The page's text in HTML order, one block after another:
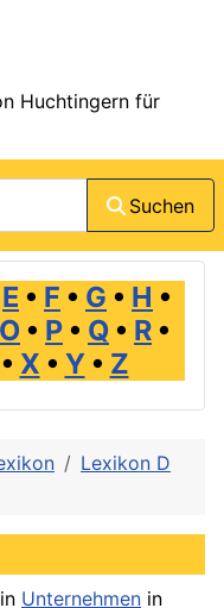
Huchtingern für
Suchen
E • F • G • H •
O • P • Q • R •
X • Y• Z
Lexikon D
Unternehmen in